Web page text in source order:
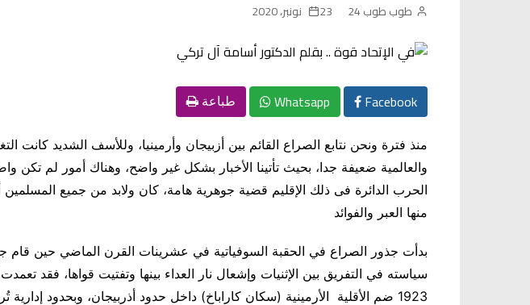
طوب طوب 24 23 نونبر، 2020
Facebook
Whatsapp طباعة
منذ فترة ونحن نتابع الصراع القائم بين أزبيجان وأرمينيا، وللأسف الشديد كانت
والعالمية ضعيفة جدا، بحيث تأتينا الأخبار بشكل غير واضح، وهناك أمور لم تكن
الحرب الدائرة فى ذلك الإقليم قضية جوهرية هامة، كان ولابد من جميع المسلمين
منها العبر والفوائد
بدأت جذور الصراع في الحقبة السوفياتية في عشرينات القرن الماضي حين قام
سياسته في التفريق بين الإثنيات وإشعال نار العداء بينها وتفتيت قواها، فقد
1923 ضم الأقلية الأرمينية (سكان كاراباخ) داخل حدود أذربيجان، وبحدود